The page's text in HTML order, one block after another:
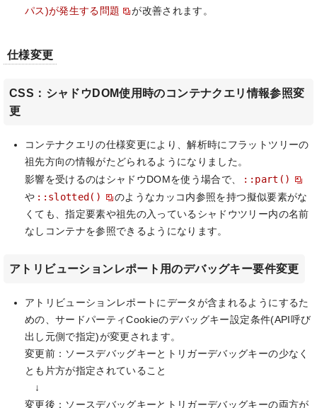
パス)が発生する問題
が改善されます。
仕様変更
CSS：シャドウDOM使用時のコンテナクエリ情報参照変
更
コンテナクエリの仕様変更により、解析時にフラットツリーの
祖先方向の情報がたどられるようになりました。
影響を受けるのはシャドウDOMを使う場合で、
::part()
や ::slotted()
のようなカッコ内参照を持つ擬似要素がな
くても、指定要素や祖先の入っているシャドウツリー内の名前
なしコンテナを参照できるようになります。
アトリビューションレポート用のデバッグキー要件変更
アトリビューションレポートにデータが含まれるようにするた
めの、サードパーティCookieのデバッグキー設定条件(API呼び
出し元側で指定)が変更されます。
変更前：ソースデバッグキーとトリガーデバッグキーの少なく
とも片方が指定されていること
↓
変更後：ソースデバッグキーとトリガーデバッグキーの両方が